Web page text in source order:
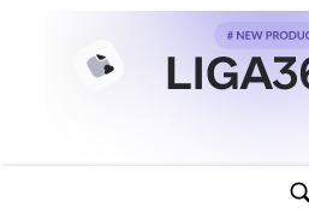
Ви намагаєтесь